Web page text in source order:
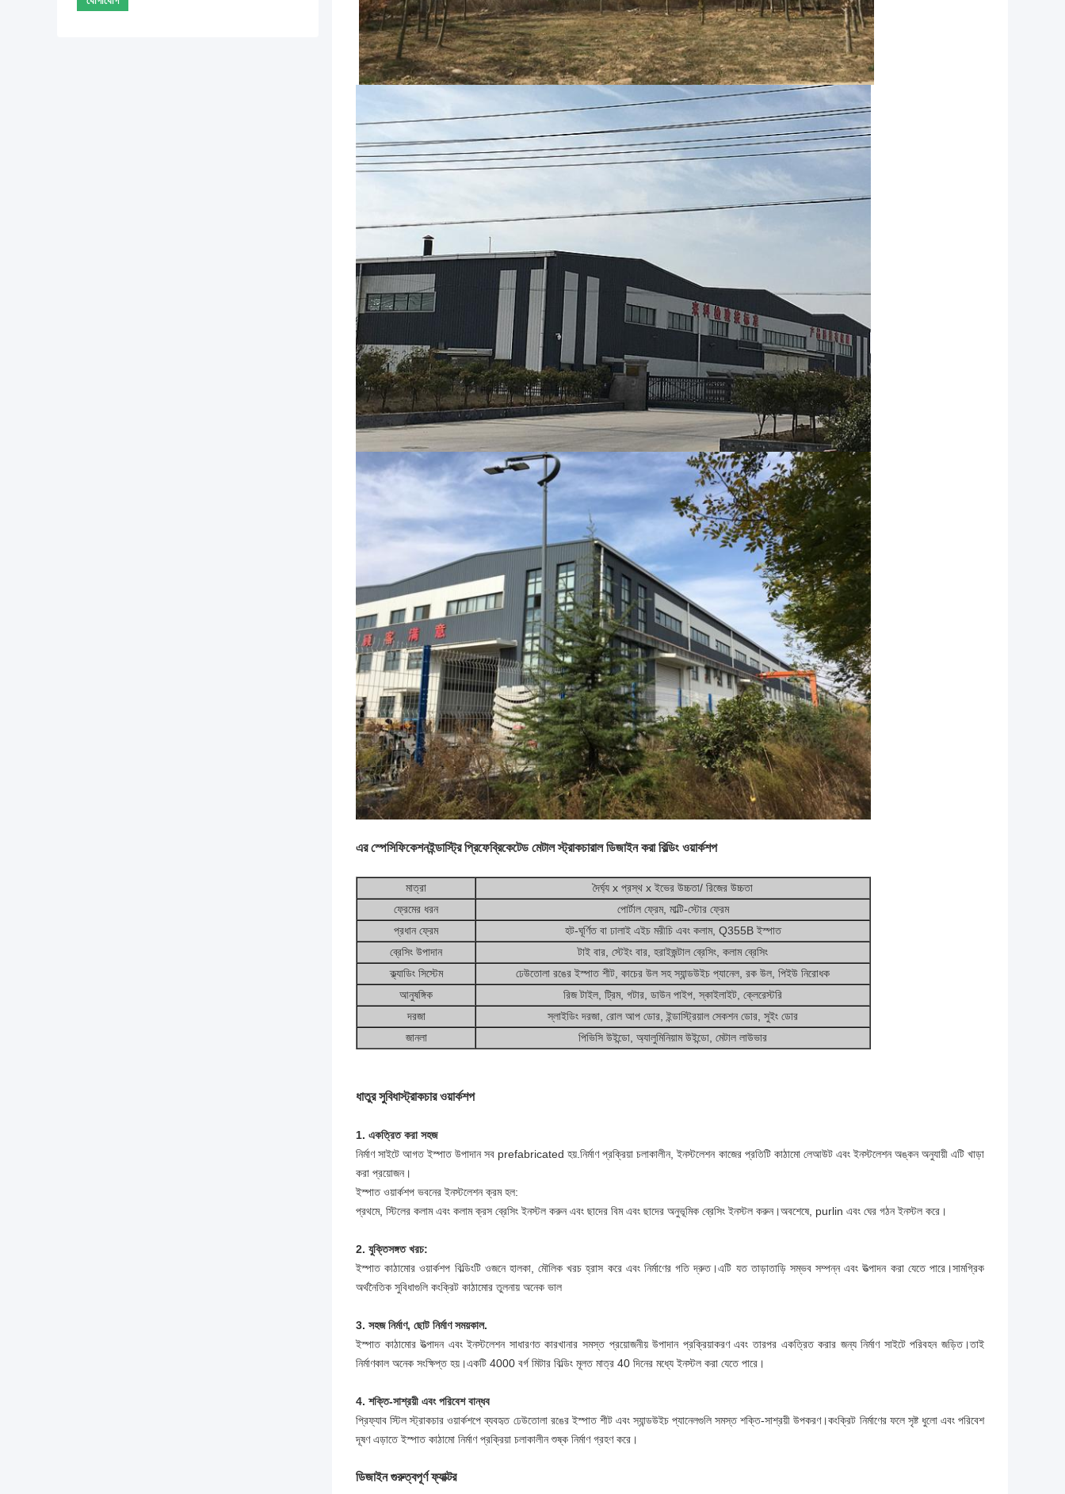
এর স্পেসিফিকেশনইন্ডাস্ট্রি প্রিফেব্রিকেটেড মেটাল স্ট্রাকচারাল ডিজাইন করা বিল্ডিং ওয়ার্কশপ
মাত্রা
দৈর্ঘ্য x প্রস্থ x ইভের উচ্চতা/ রিজের উচ্চতা
ফ্রেমের ধরন
পোর্টাল ফ্রেম, মাল্টি-স্টোর ফ্রেম
প্রধান ফ্রেম
হট-ঘূর্ণিত বা ঢালাই এইচ মরীচি এবং কলাম, Q355B ইস্পাত
ব্রেসিং উপাদান
টাই বার, স্টেইং বার, হরাইজন্টাল ব্রেসিং, কলাম ব্রেসিং
ক্ল্যাডিং সিস্টেম
ঢেউতোলা রঙের ইস্পাত শীট, কাচের উল সহ স্যান্ডউইচ প্যানেল, রক উল, পিইউ নিরোধক
আনুষঙ্গিক
রিজ টাইল, ট্রিম, গটার, ডাউন পাইপ, স্কাইলাইট, ক্লেরেস্টরি
দরজা
স্লাইডিং দরজা, রোল আপ ডোর, ইন্ডাস্ট্রিয়াল সেকশন ডোর, সুইং ডোর
জানলা
পিভিসি উইন্ডো, অ্যালুমিনিয়াম উইন্ডো, মেটাল লাউভার
ধাতুর সুবিধাস্ট্রাকচার ওয়ার্কশপ
1. একত্রিত করা সহজ
নির্মাণ সাইটে আগত ইস্পাত উপাদান সব prefabricated হয়.নির্মাণ প্রক্রিয়া চলাকালীন, ইনস্টলেশন কাজের প্রতিটি কাঠামো লেআউট এবং ইনস্টলেশন অঙ্কন অনুযায়ী এটি খাড়া
করা প্রয়োজন।
ইস্পাত ওয়ার্কশপ ভবনের ইনস্টলেশন ক্রম হল:
প্রথমে, স্টিলের কলাম এবং কলাম ক্রস ব্রেসিং ইনস্টল করুন এবং ছাদের বিম এবং ছাদের অনুভূমিক ব্রেসিং ইনস্টল করুন।অবশেষে, purlin এবং ঘের গঠন ইনস্টল করে।
2. যুক্তিসঙ্গত খরচ:
ইস্পাত কাঠামোর ওয়ার্কশপ বিল্ডিংটি ওজনে হালকা, মৌলিক খরচ হ্রাস করে এবং নির্মাণের গতি দ্রুত।এটি যত তাড়াতাড়ি সম্ভব সম্পন্ন এবং উত্পাদন করা যেতে পারে।সামগ্রিক
অর্থনৈতিক সুবিধাগুলি কংক্রিট কাঠামোর তুলনায় অনেক ভাল
3. সহজ নির্মাণ, ছোট নির্মাণ সময়কাল.
ইস্পাত কাঠামোর উত্পাদন এবং ইনস্টলেশন সাধারণত কারখানার সমস্ত প্রয়োজনীয় উপাদান প্রক্রিয়াকরণ এবং তারপর একত্রিত করার জন্য নির্মাণ সাইটে পরিবহন জড়িত।তাই
নির্মাণকাল অনেক সংক্ষিপ্ত হয়।একটি 4000 বর্গ মিটার বিল্ডিং মূলত মাত্র 40 দিনের মধ্যে ইনস্টল করা যেতে পারে।
4. শক্তি-সাশ্রয়ী এবং পরিবেশ বান্ধব
প্রিফ্যাব স্টিল স্ট্রাকচার ওয়ার্কশপে ব্যবহৃত ঢেউতোলা রঙের ইস্পাত শীট এবং স্যান্ডউইচ প্যানেলগুলি সমস্ত শক্তি-সাশ্রয়ী উপকরণ।কংক্রিট নির্মাণের ফলে সৃষ্ট ধুলো এবং পরিবেশ
দূষণ এড়াতে ইস্পাত কাঠামো নির্মাণ প্রক্রিয়া চলাকালীন শুষ্ক নির্মাণ গ্রহণ করে।
ডিজাইন গুরুত্বপূর্ণ ফ্যাক্টর